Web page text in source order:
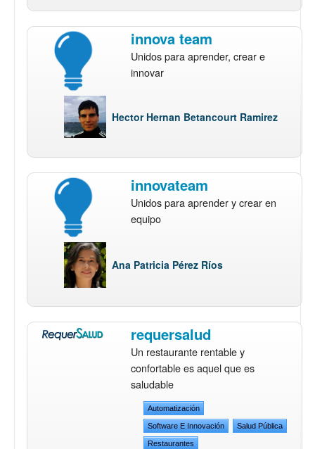
innova team
Unidos para aprender, crear e
innovar
Hector Hernan Betancourt Ramirez
innovateam
Unidos para aprender y crear en
equipo
Ana Patricia Pérez Ríos
requersalud
Un restaurante rentable y
confortable es aquel que es
saludable
Automatización
Software E Innovación Salud Pública
Restaurantes